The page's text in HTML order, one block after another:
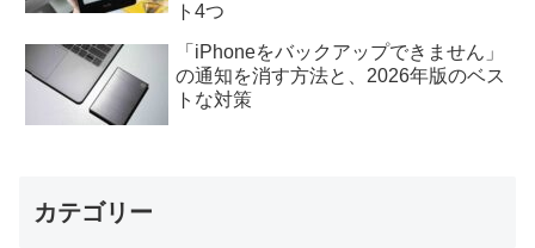
ト4つ
「iPhoneをバックアップできません」
の通知を消す方法と、2026年版のベス
トな対策
カテゴリー